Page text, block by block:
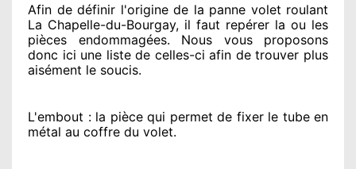
Afin de définir l'originede la panne volet roulant
La Chapelle-du-Bourgay, il faut repérer la ou les
pièces endommagées. Nous vous proposons
donc ici une liste de celles-ci afin de trouver plus
aisément le soucis.
L'embout : la pièce qui permet de fixer le tube en
métal au coffre du volet.